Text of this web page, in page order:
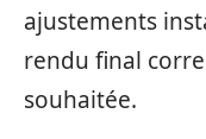
ajustements
rendu final
souhaitée.